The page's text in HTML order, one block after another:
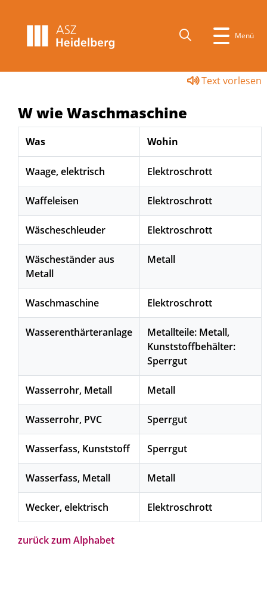
Menü
Text vorlesen
W wie Waschmaschine
Was Wohin
Waage, elektrisch Elektroschrott
Waffeleisen Elektroschrott
Wäscheschleuder Elektroschrott
Wäscheständer aus
Metall
Metall
Waschmaschine Elektroschrott
Wasserenthärteranlage
Metallteile: Metall,
Kunststoffbehälter:
Sperrgut
Wasserrohr, Metall Metall
Wasserrohr, PVC Sperrgut
Wasserfass, Kunststoff Sperrgut
Wasserfass, Metall Metall
Wecker, elektrisch Elektroschrott
zurück zum Alphabet